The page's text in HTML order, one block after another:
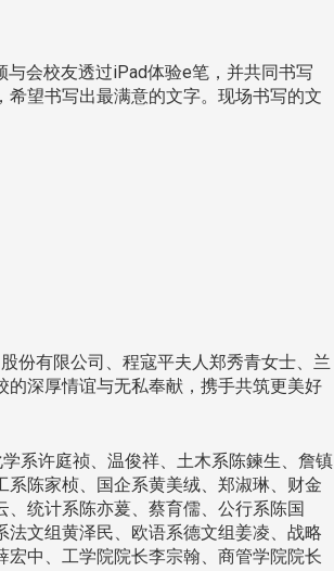
会校友透过iPad体验e笔，并共同书写
望书写出最满意的文字。现场书写的文
份有限公司、程寇平夫人郑秀青女士、兰
深厚情谊与无私奉献，携手共筑更美好
系许庭祯、温俊祥、土木系陈鍊生、詹镇
陈家桢、国企系黄美绒、郑淑琳、财金
统计系陈亦萲、蔡育儒、公行系陈国
文组黄泽民、欧语系德文组姜凌、战略
中、工学院院长李宗翰、商管学院院长